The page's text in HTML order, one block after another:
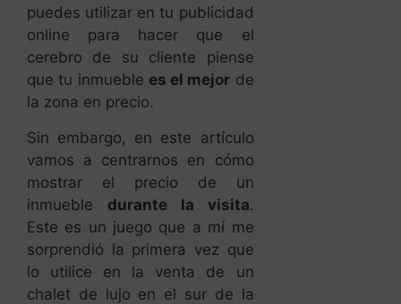
puedes utilizar en tu publicidad
online para hacer que el
cerebro de su cliente piense
que tu inmueble es el mejor de
la zona en precio.
Sin embargo, en este artículo
vamos a centrarnos en cómo
mostrar el precio de un
inmueble durante la visita.
Este es un juego que a mí me
sorprendió la primera vez que
lo utilice en la venta de un
chalet de lujo en el sur de la